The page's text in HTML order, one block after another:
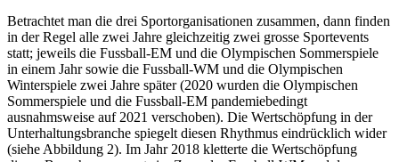
Betrachtet man die drei Sportorganisationen zusammen, dann finden
in der Regel alle zwei Jahre gleichzeitig zwei grosse Sportevents
statt; jeweils die Fussball-EM und die Olympischen Sommerspiele
in einem Jahr sowie die Fussball-WM und die Olympischen
Winterspiele zwei Jahre später (2020 wurden die Olympischen
Sommerspiele und die Fussball-EM pandemiebedingt
ausnahmsweise auf 2021 verschoben). Die Wertschöpfung in der
Unterhaltungsbranche spiegelt diesen Rhythmus eindrücklich wider
(siehe Abbildung 2). Im Jahr 2018 kletterte die Wertschöpfung